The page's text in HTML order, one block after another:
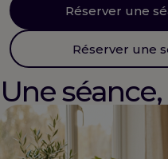
Réserver une
Réserver une
Une